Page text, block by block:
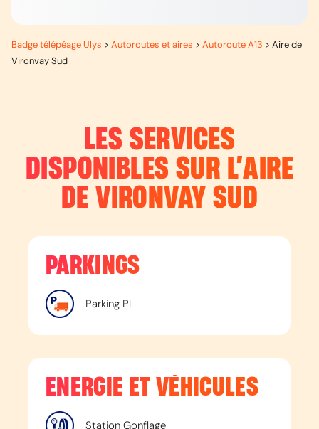
Badge télépéage Ulys > Autoroutes et aires > Autoroute A13 > Aire de
Vironvay Sud
LES SERVICES
DISPONIBLES SUR L’AIRE
DE VIRONVAY SUD
PARKINGS
Parking Pl
ENERGIE ET VÉHICULES
Station Gonflage